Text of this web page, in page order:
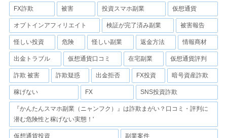
FX詐欺 被害 投資スマホ副業 仮想通貨
オプトインアフィリエイト 検証が完了済み副業 被害報告
怪しい投資 危険 怪しい副業 返金方法 情報商材
出金トラブル 仮想通貨口コミ 在宅副業 仮想通貨評判
詐欺 被害 詐欺疑惑 出金拒否 FX投資 暗号資産詐欺
稼げない FX SNS投資詐欺
『かんたんスマホ副業（ニャンフク）』は詐欺まがい？口コミ・評判に
潜む危険性と稼げない実態！'
仮想通貨投資 副業案件